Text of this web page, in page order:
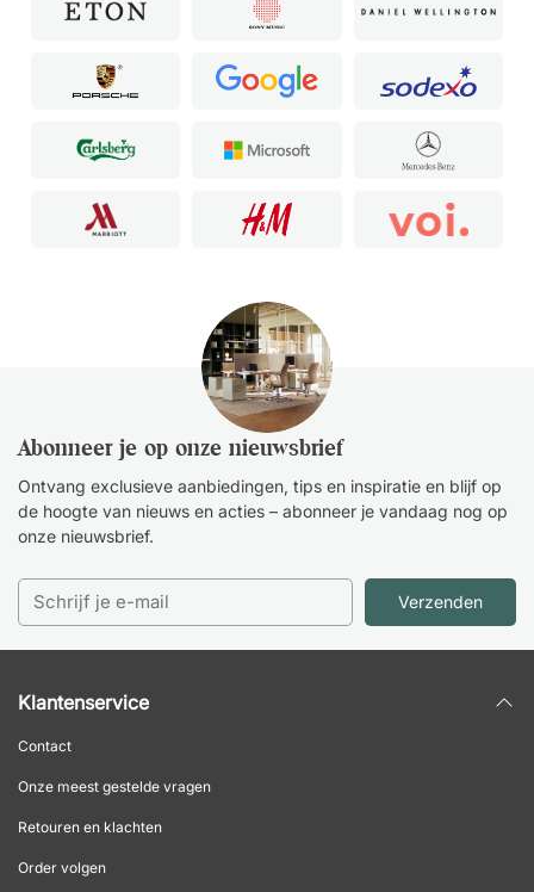
Abonneer je op onze nieuwsbrief
Ontvang exclusieve aanbiedingen, tips en inspiratie en blijf op
de hoogte van nieuws en acties – abonneer je vandaag nog op
onze nieuwsbrief.
Verzenden
Klantenservice
Contact
Onze meest gestelde vragen
Retouren en klachten
Order volgen